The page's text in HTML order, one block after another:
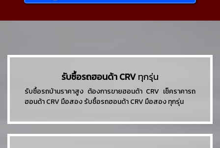
รับซื้อรถฮอนด้า CRVทุกรุ่น
รับซื้อรถบ้านราคาสูง ต้องการขายฮอนด้า CRV เช็คราคารถ
ฮอนด้า CRV มือสอง รับซื้อรถฮอนด้า CRV มือสอง ทุกรุ่น